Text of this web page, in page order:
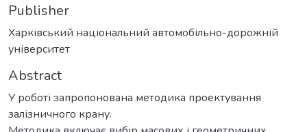
Publisher
Харківський національний автомобільно-дорожній
університет
Abstract
У роботі запропонована методика проектування
залізничного крану.